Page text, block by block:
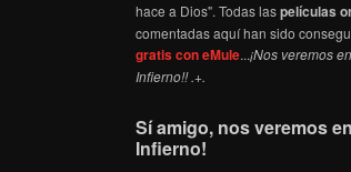
hace a Dios". Todas laspelículas
comentadas aquí han sido
gratis con eMule...¡Nos veremos
Infierno!! .+.
Sí amigo, nos veremos
Infierno!